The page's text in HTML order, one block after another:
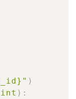
)
int ) :